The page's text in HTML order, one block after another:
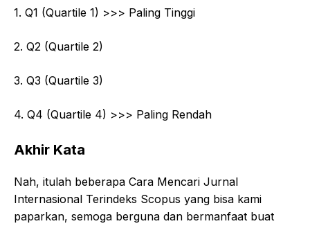
1. Q1 (Quartile 1) >>> Paling Tinggi
2. Q2 (Quartile 2)
3. Q3 (Quartile 3)
4. Q4 (Quartile 4) >>> Paling Rendah
Akhir Kata
Nah, itulah beberapa Cara Mencari Jurnal
Internasional Terindeks Scopus yang bisa kami
paparkan, semoga berguna dan bermanfaat buat